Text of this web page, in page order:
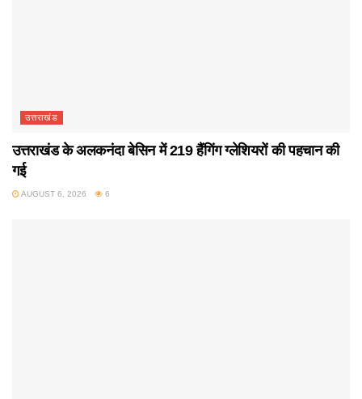
उत्तराखंड
उत्तराखंड के अलकनंदा बेसिन में 219 हैंगिंग ग्लेशियरों की पहचान की
गई
AUGUST 6, 2026 6